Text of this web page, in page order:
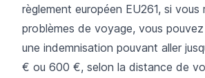
règlement européen EU261, si
problèmes de voyage, vous
une indemnisation pouvant aller
€ ou 600 €, selon la distance de